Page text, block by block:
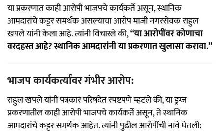
या प्रकरणात काही आरोपी भाजपचे कार्यकर्ते असून, स्थानिक
आमदारांचे कट्टर समर्थक असल्याचा आरोप माजी नगरसेवक राहुल
खपले यांनी केला आहे. त्यांनी विचारले की,“या आरोपींवर कोणाचा
वरदहस्त आहे? स्थानिक आमदारांनी या प्रकरणात खुलासा करावा.”
भाजप कार्यकर्त्यांवर गंभीर आरोप:
राहुल खपले यांनी पत्रकार परिषदेत स्पष्टपणे म्हटले की, या ड्रग्ज
प्रकरणातील काही आरोपी भाजपचे कार्यकर्ते असून, ते स्थानिक
आमदारांचे कट्टर समर्थक आहेत. त्यांनी पुढील आरोपींची नावे घेतली: